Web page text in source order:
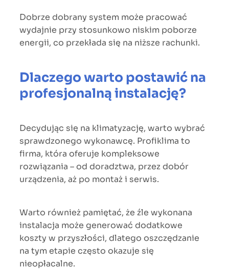
Dobrze dobrany system może pracować
wydajnie przy stosunkowo niskim poborze
energii, co przekłada się na niższe rachunki.
Dlaczego warto postawić na
profesjonalną instalację?
Decydując się na klimatyzację, warto wybrać
sprawdzonego wykonawcę. Profiklima to
firma, która oferuje kompleksowe
rozwiązania – od doradztwa, przez dobór
urządzenia, aż po montaż i serwis.
Warto również pamiętać, że źle wykonana
instalacja może generować dodatkowe
koszty w przyszłości, dlatego oszczędzanie
na tym etapie często okazuje się
nieopłacalne.